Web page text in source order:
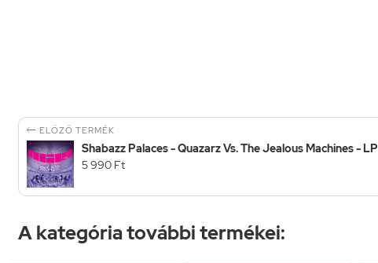
 ELŐZŐ TERMÉK
Shabazz Palaces - Quazarz Vs. The Jealous Machines - LP
5 990 Ft
A kategória további termékei: